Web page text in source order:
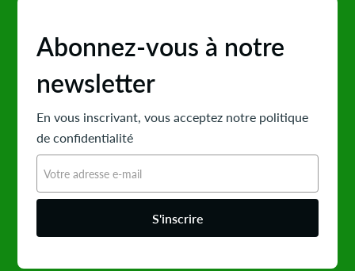
Abonnez-vous à notre
newsletter
En vous inscrivant, vous acceptez notre politique
de confidentialité
S'inscrire